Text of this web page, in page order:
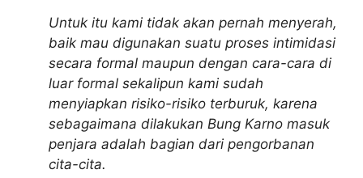
Untuk itu kami tidak akan pernah menyerah,
baik mau digunakan suatu proses intimidasi
secara formal maupun dengan cara-cara di
luar formal sekalipun kami sudah
menyiapkan risiko-risiko terburuk, karena
sebagaimana dilakukan Bung Karno masuk
penjara adalah bagian dari pengorbanan
cita-cita.